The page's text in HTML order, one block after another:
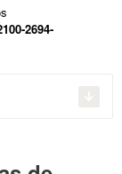
2694-